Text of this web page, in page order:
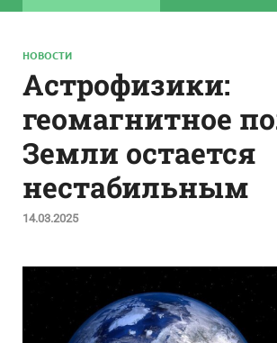
НОВОСТИ
Астрофизики:
геомагнитное
Земли остается
нестабильным
14.03.2025